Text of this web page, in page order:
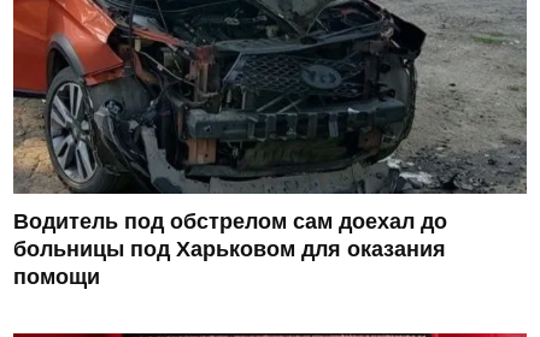
Водитель под обстрелом сам доехал до
больницы под Харьковом для оказания
помощи